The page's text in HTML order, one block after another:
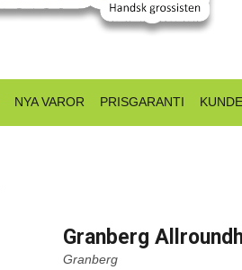
NYA VAROR PRISGARANTI
Granberg
Granberg